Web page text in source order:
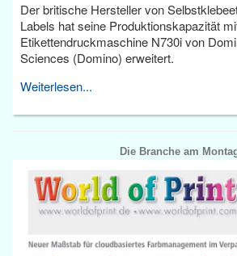
Der britische Hersteller von
Labels hat seine Produktionskapazität
Etikettendruckmaschine N730i von
Sciences (Domino) erweitert.
Weiterlesen...
Die Branche am